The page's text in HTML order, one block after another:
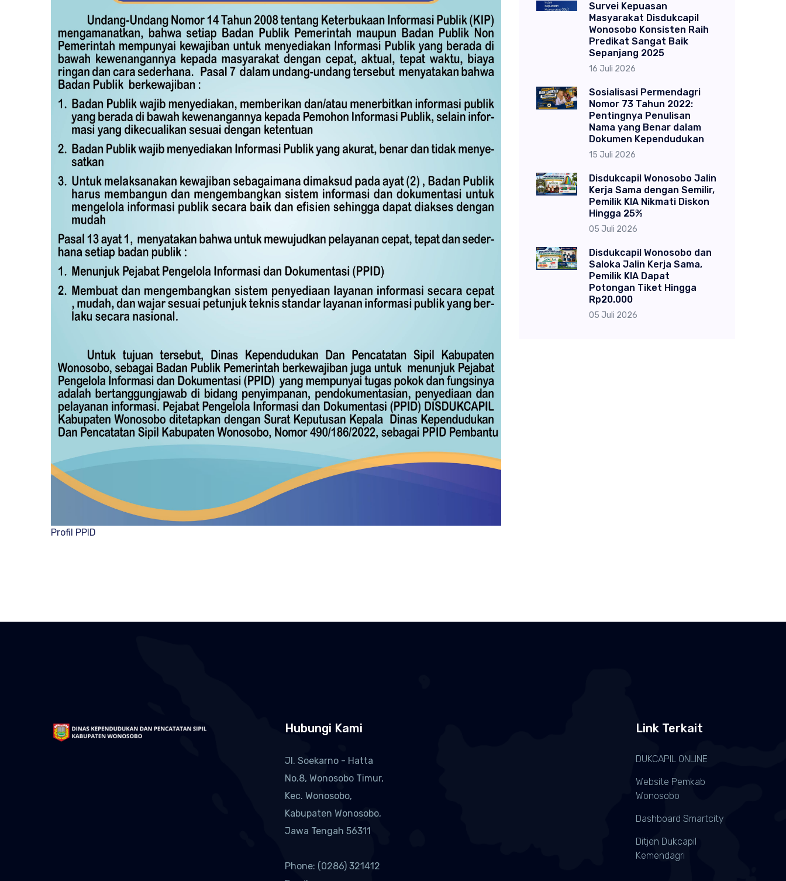
Profil PPID
Survei Kepuasan
Masyarakat Disdukcapil
Wonosobo Konsisten Raih
Predikat Sangat Baik
Sepanjang 2025
16 Juli 2026
Sosialisasi Permendagri
Nomor 73 Tahun 2022:
Pentingnya Penulisan
Nama yang Benar dalam
Dokumen Kependudukan
15 Juli 2026
Disdukcapil Wonosobo Jalin
Kerja Sama dengan Semilir,
Pemilik KIA Nikmati Diskon
Hingga 25%
05 Juli 2026
Disdukcapil Wonosobo dan
Saloka Jalin Kerja Sama,
Pemilik KIA Dapat
Potongan Tiket Hingga
Rp20.000
05 Juli 2026
Hubungi Kami
Jl. Soekarno - Hatta
No.8, Wonosobo Timur,
Kec. Wonosobo,
Kabupaten Wonosobo,
Jawa Tengah 56311
Phone: (0286) 321412
Link Terkait
DUKCAPIL ONLINE
Website Pemkab
Wonosobo
Dashboard Smartcity
Ditjen Dukcapil
Kemendagri